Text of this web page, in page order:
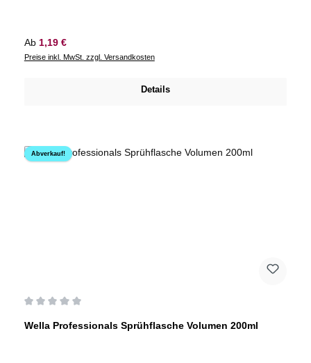
Regulärer Preis:
Ab 1,19 €
Preise inkl. MwSt. zzgl. Versandkosten
Details
Abverkauf!
Wella Professionals Sprühflasche Volumen 200ml